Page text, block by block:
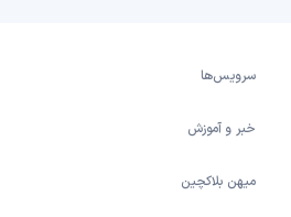
سرویس‌ها
خبر و آموزش
میهن بلاکچین